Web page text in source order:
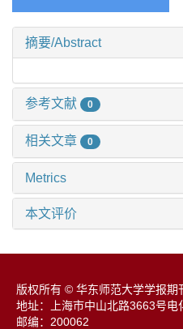
摘要/Abstract
参考文献 0
相关文章 0
Metrics
本文评价
版权所有 © 华东师范大学学报期
地址：上海市中山北路3663号
邮编：200062